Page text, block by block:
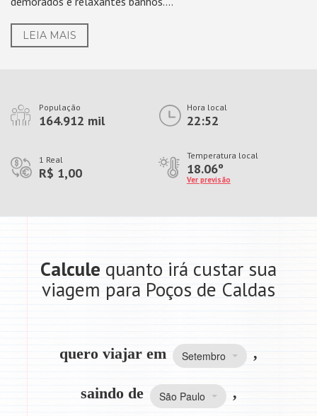
LEIA MAIS
População
164.912 mil
Hora local
22:52
1 Real
R$ 1,00
Temperatura local
18.06º
Ver previsão
Calcule quanto irá custar sua
viagem para Poços de Caldas
quero viajar em Setembro ,
saindo de São Paulo ,